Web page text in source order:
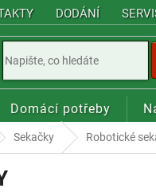
DODÁNÍ
Domácí potřeby
Sekačky Robotické